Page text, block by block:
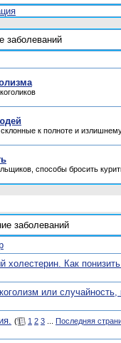
заболеваний
к полноте и
способы бросить
заболеваний
холестерин. Как
или случайность,
( 1 2 3 Последняя